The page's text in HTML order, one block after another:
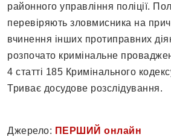
районного управління поліції.
перевіряють зловмисника на
вчинення інших протиправних
розпочато кримінальне
4 статті 185 Кримінального
Триває досудове розслідування.
Джерело: ПЕРШИЙ онлайн